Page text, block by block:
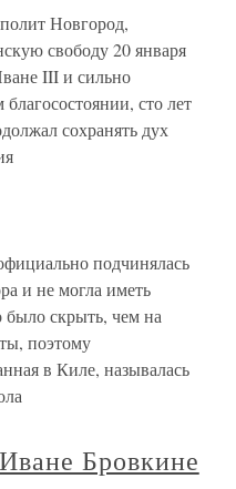
Новгород,
свободу 20 января
III и сильно
сто лет
сохранять дух
подчинялась
и не могла иметь
скрыть, чем на
поэтому
в Киле, называлась
Бровкине